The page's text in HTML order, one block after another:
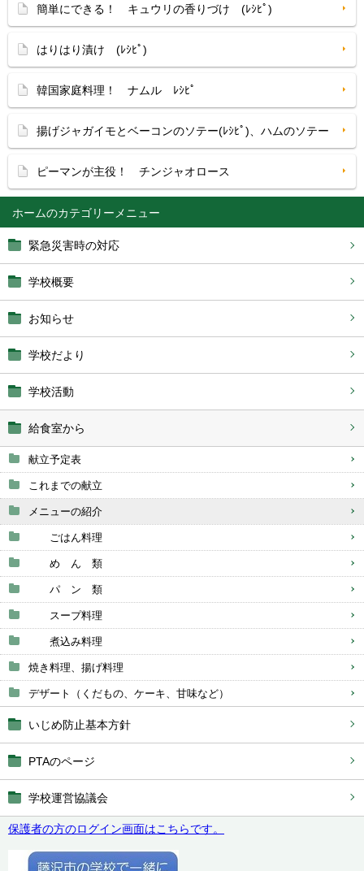
ホーム
緊急災害時の対応
学校概要
お知らせ
学校だより
学校活動
給食室から
献立予定表
これまでの献立
メニューの紹介
ごはん料理
め ん 類
パ ン 類
スープ料理
煮込み料理
焼き料理、揚げ料理
デザート（くだもの、ケーキ、甘味など）
いじめ防止基本方針
PTAのページ
学校運営協議会
保護者の方のログイン画面はこちらです。
簡単にできる！ キュウリの香りづけ (ﾚｼﾋﾟ)
はりはり漬け (ﾚｼﾋﾟ)
韓国家庭料理！ ナムル ﾚｼﾋﾟ
揚げジャガイモとベーコンのソテー(ﾚｼﾋﾟ)、ハムのソテー
ピーマンが主役！ チンジャオロース